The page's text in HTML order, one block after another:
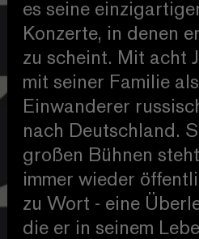
es seine
Konzerte, in denen
zu scheint. Mit acht
mit seiner Familie
Einwanderer
nach Deutschland.
großen Bühnen
immer wieder
zu Wort - eine
die er in seinem